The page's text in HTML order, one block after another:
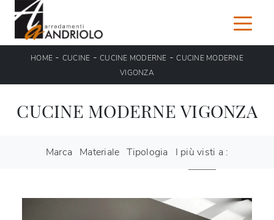
HOME - CUCINE -CUCINE MODERNE -CUCINE MODERNE
VIGONZA
CUCINE MODERNE VIGONZA
Marca Materiale Tipologia I più visti a :